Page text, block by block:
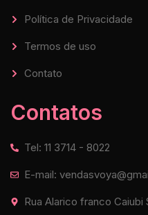
Política de Privacidade
Termos de uso
Contato
Contatos
Tel: 11 3714 - 8022
E-mail:
Rua Alarico franco Caiubi